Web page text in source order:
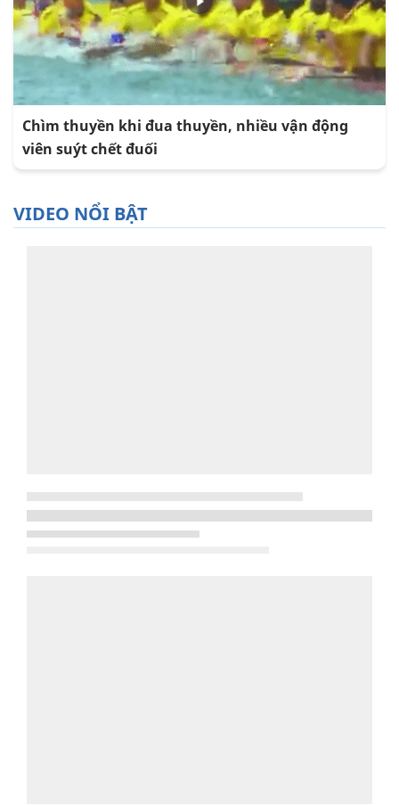
Chìm thuyền khi đua thuyền, nhiều vận động
viên suýt chết đuối
VIDEO NỔI BẬT